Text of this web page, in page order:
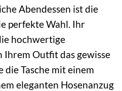
Abendessen ist die
perfekte Wahl. Ihr
hochwertige
Outfit das gewisse
die Tasche mit einem
eleganten Hosenanzug